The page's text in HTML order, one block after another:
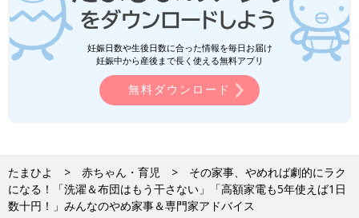
妊娠日数や生後日数に合った情報を毎日お届け
妊娠中から産後まで長く使える無料アプリ
無料ダウンロード
たまひよ 赤ちゃん・育児
その家事、やめれば劇的にラク
になる！「洗濯＆布団はもう干さない」「高額家電も5年使えば1日
数十円！」みんなのやめ家事＆専門家アドバイス